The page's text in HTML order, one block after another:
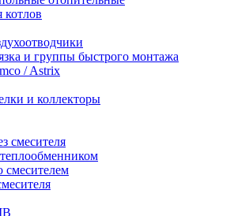
и группы быстрого монтажа
/ Astrix
и коллекторы
смесителя
смесителем